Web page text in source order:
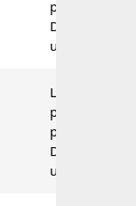
procedente.
Decisão
unânime.
Lançamento
parcialmente
procedente.
Decisão
unânime.